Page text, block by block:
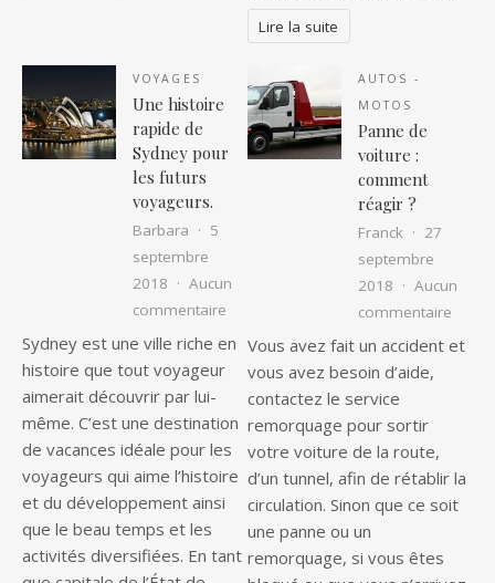
Lire la suite
VOYAGES
Une histoire
rapide de
Sydney pour
les futurs
voyageurs.
Barbara
5
septembre
2018
Aucun
commentaire sur Une histoire rapide de Sydney
Sydney est une ville riche en
histoire que tout voyageur
aimerait découvrir par lui-
même. C’est une destination
de vacances idéale pour les
voyageurs qui aime l’histoire
et du développement ainsi
que le beau temps et les
activités diversifiées. En tant
AUTOS -
MOTOS
Panne de
voiture :
comment
réagir ?
Franck
27
septembre
2018
Aucun
commentaire
Vous avez fait un accident et
vous avez besoin d’aide,
contactez le service
remorquage pour sortir
votre voiture de la route,
d’un tunnel, afin de rétablir la
circulation. Sinon que ce soit
une panne ou un
remorquage, si vous êtes